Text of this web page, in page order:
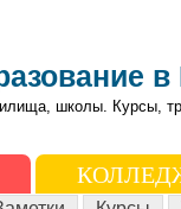
школы. Курсы,